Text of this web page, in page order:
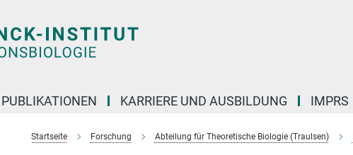
PUBLIKATIONEN KARRIERE UND AUSBILDUNG IMPRS
Startseite Forschung Abteilung für Theoretische Biologie (Traulsen)